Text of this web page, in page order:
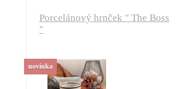
Porcelánový hrnček " The Boss
"
novinka